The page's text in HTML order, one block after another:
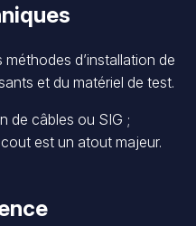
d’installation de
et du matériel de test.
de câbles ou SIG ;
est un atout majeur.